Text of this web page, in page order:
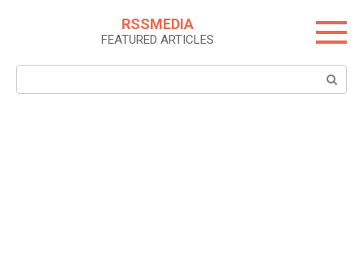
RSSMEDIA
FEATURED ARTICLES
Search: